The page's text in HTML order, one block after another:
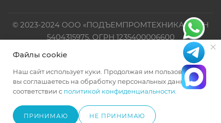
© 2023-2024 ООО «ПОДЪЕМПРОМТЕХНИКА». ИНН
5404315975, ОГРН 1235400006600
Официальный представитель TOR INDUSTRIES
Файлы cookie
Наш сайт использует куки. Продолжая им пользоваться,
вы соглашаетесь на обработку персональных данных в
соответствии с политикой конфиденциальности
ПРИНИМАЮ НЕ ПРИНИМАЮ